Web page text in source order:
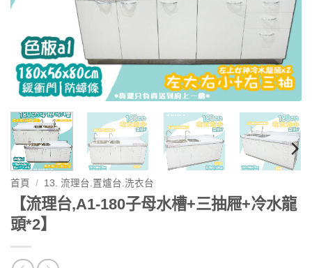
首頁 / 13. 流理台.置爐台.洗衣台
【流理台,A1-180子母水槽+三抽屜+冷水龍
頭*2】